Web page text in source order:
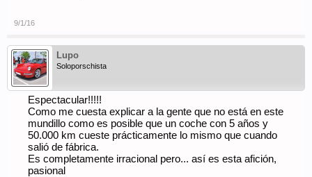
9/1/16
Lupo
Soloporschista
Espectacular!!!!!
Como me cuesta explicar a la gente que no está en este
mundillo como es posible que un coche con 5 años y
50.000 km cueste prácticamente lo mismo que cuando
salió de fábrica.
Es completamente irracional pero... así es esta afición,
pasional